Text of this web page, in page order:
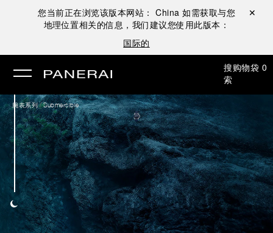
您当前正在浏览该版本网站： China 如需获取与您
地理位置相关的信息，我们建议您使用此版本：
国际的
关闭 ✕
搜
索
购物袋 0
腕表系列 /Submersible